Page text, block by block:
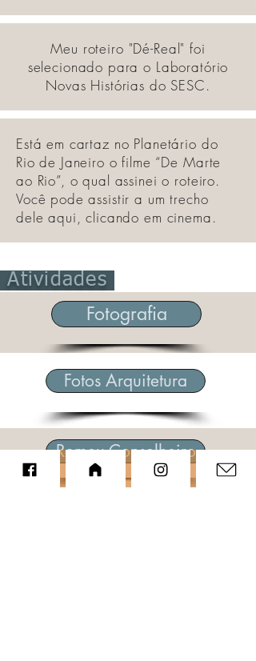
Meu roteiro "Dé-Real" foi
selecionado para o Laboratório
Novas Histórias do SESC.
Está em cartaz no Planetário do
Rio de Janeiro o filme “De Marte
ao Rio”, o qual assinei o roteiro.
Você pode assistir a um trecho
dele aqui, clicando em cinema.
Fotografia
Fotos Arquitetura
Romeu Conselheiro
Atividades